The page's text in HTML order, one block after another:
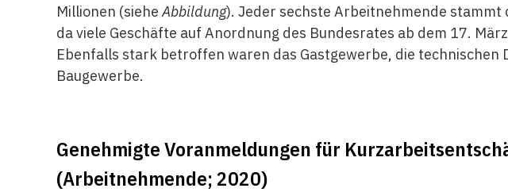
Millionen (sieheAbbildung). Jeder sechste Arbeitnehmende stammt
da viele Geschäfte auf Anordnung des Bundesrates ab dem 17.
Ebenfalls stark betroffen waren das Gastgewerbe, die technischen
Baugewerbe.
Genehmigte Voranmeldungen für
(Arbeitnehmende; 2020)